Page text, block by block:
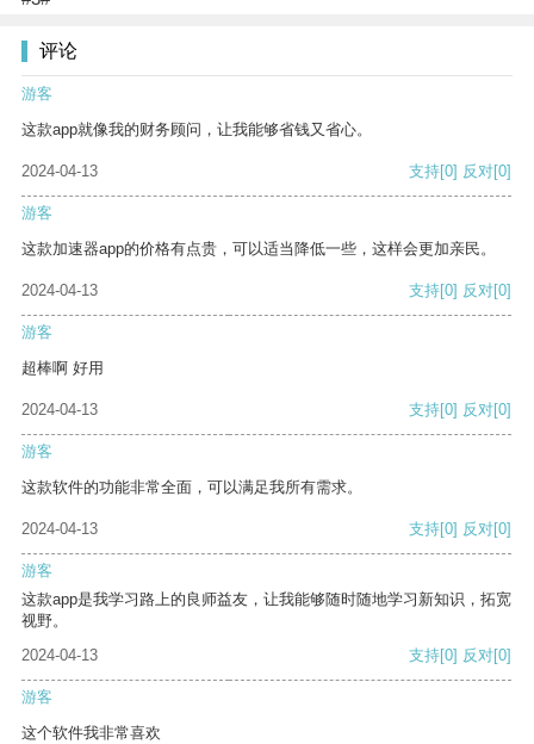
评论
游客
这款app就像我的财务顾问，让我能够省钱又省心。
2024-04-13 支持[0] 反对[0]
游客
这款加速器app的价格有点贵，可以适当降低一些，这样会更加亲民。
2024-04-13 支持[0] 反对[0]
游客
超棒啊 好用
2024-04-13 支持[0] 反对[0]
游客
这款软件的功能非常全面，可以满足我所有需求。
2024-04-13 支持[0] 反对[0]
游客
这款app是我学习路上的良师益友，让我能够随时随地学习新知识，拓宽
视野。
2024-04-13
支持[0] 反对[0]
游客
这个软件我非常喜欢